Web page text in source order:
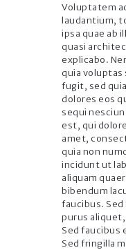
Voluptatem
laudantium,
ipsa quae ab
quasi
explicabo.
quia
fugit, sed
dolores eos
sequi
est, qui
amet,
quia non
incidunt ut
aliquam
bibendum
faucibus.
purus
Sed faucibus
Sed fringilla